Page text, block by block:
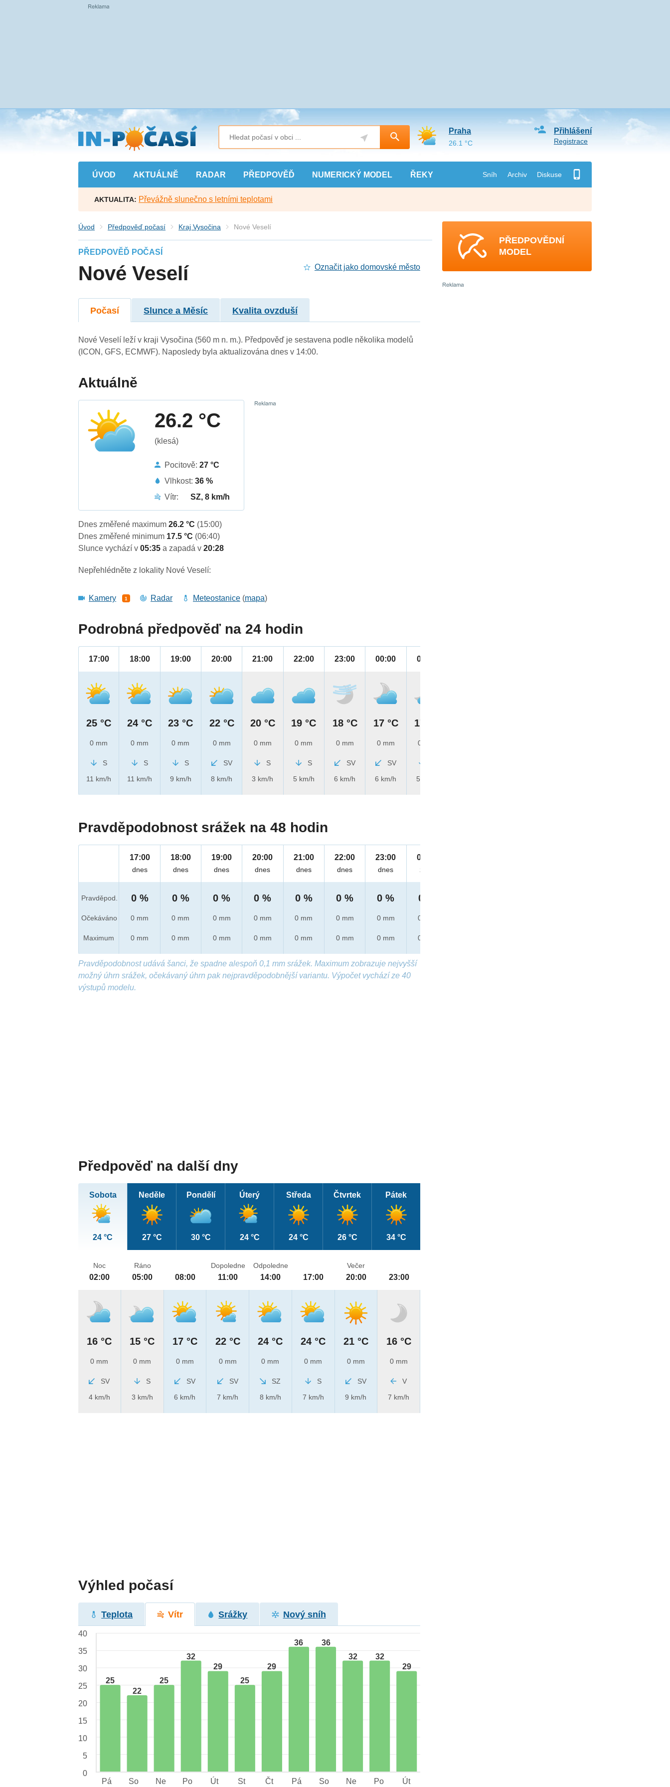
Přejít
na
hlavní
obsah
ÚVOD AKTUÁLNĚ RADAR PŘEDPOVĚĎ NUMERICKÝ MODEL ŘEKY Sníh Archiv Diskuse
Přihlášení
Registrace
Praha
26.1 °C
AKTUALITA: Převážně slunečno s letními teplotami
Úvod Předpověď počasí Kraj Vysočina Nové Veselí
PŘEDPOVĚĎ POČASÍ
Nové Veselí Označit jako domovské město
Počasí Slunce a Měsíc Kvalita ovzduší
Nové Veselí leží v kraji Vysočina (560 m n. m.). Předpověď je sestavena podle několika modelů
(ICON, GFS, ECMWF). Naposledy byla aktualizována dnes v 14:00.
Aktuálně
26.2 °C
(klesá)
Pocitově:27 °C
Vlhkost:36 %
Vítr:
SZ, 8 km/h
Dnes změřené maximum26.2 °C (15:00)
Dnes změřené minimum 17.5 °C (06:40)
Slunce vychází v05:35a zapadá v20:28
Nepřehlédněte z lokality Nové Veselí:
Kamery 1 Radar Meteostanice (mapa)
Podrobná předpověď na 24 hodin
17:00
25 °C
0 mm
S
11 km/h
18:00
24 °C
0 mm
S
11 km/h
19:00
23 °C
0 mm
S
9 km/h
20:00
22 °C
0 mm
SV
8 km/h
21:00
20 °C
0 mm
S
3 km/h
22:00
19 °C
0 mm
S
5 km/h
23:00
18 °C
0 mm
SV
6 km/h
00:00
17 °C
0 mm
SV
6 km/h
01:00
17 °C
0 mm
5 km/h
Pravděpodobnost srážek na 48 hodin
Pravděpod.
Očekáváno
Maximum
17:00
dnes
0 %
0 mm
0 mm
18:00
dnes
0 %
0 mm
0 mm
19:00
dnes
0 %
0 mm
0 mm
20:00
dnes
0 %
0 mm
0 mm
21:00
dnes
0 %
0 mm
0 mm
22:00
dnes
0 %
0 mm
0 mm
23:00
dnes
0 %
0 mm
0 mm
00:00
zítra
0 %
0 mm
0 mm
Pravděpodobnost udává šanci, že spadne alespoň 0,1 mm srážek. Maximum zobrazuje nejvyšší
možný úhrn srážek, očekávaný úhrn pak nejpravděpodobnější variantu. Výpočet vychází ze 40
výstupů modelu.
Předpověď na další dny
Sobota
24 °C
Neděle
27 °C
Pondělí
30 °C
Úterý
24 °C
Středa
24 °C
Čtvrtek
26 °C
Pátek
34 °C
Noc
02:00
16 °C
0 mm
SV
4 km/h
Ráno
05:00
15 °C
0 mm
S
3 km/h
08:00
17 °C
0 mm
SV
6 km/h
Dopoledne
11:00
22 °C
0 mm
SV
7 km/h
Odpoledne
14:00
24 °C
0 mm
SZ
8 km/h
17:00
24 °C
0 mm
S
7 km/h
Večer
20:00
21 °C
0 mm
SV
9 km/h
23:00
16 °C
0 mm
V
7 km/h
Výhled počasí
Teplota Vítr Srážky Nový sníh
25
22
25
32
29
25
29
36
36
32
32
29
40
35
30
25
20
15
10
5
0
Pá
So Ne Po Út St Čt Pá So Ne Po Út
PŘEDPOVĚDNÍ
MODEL